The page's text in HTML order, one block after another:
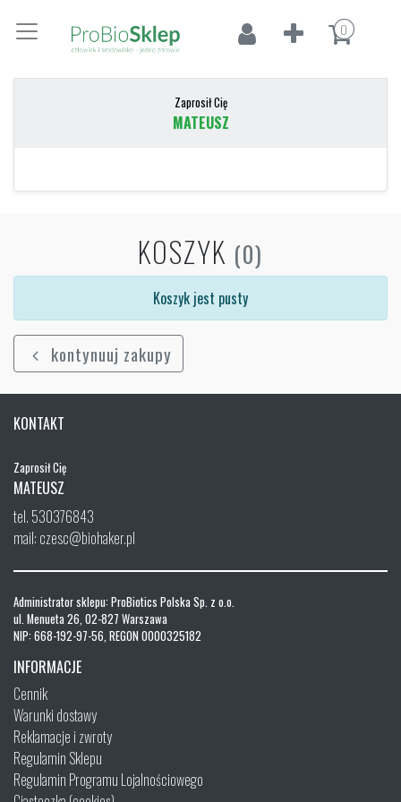
0
Zaprosił Cię
MATEUSZ
KOSZYK (0)
Koszyk jest pusty
kontynuuj zakupy
KONTAKT
Zaprosił Cię
MATEUSZ
tel. 530376843
mail: czesc@biohaker.pl
Administrator sklepu: ProBiotics Polska Sp. z o.o.
ul. Menueta 26, 02-827 Warszawa
NIP: 668-192-97-56, REGON 0000325182
INFORMACJE
Cennik
Warunki dostawy
Reklamacje i zwroty
Regulamin Sklepu
Regulamin Programu Lojalnościowego